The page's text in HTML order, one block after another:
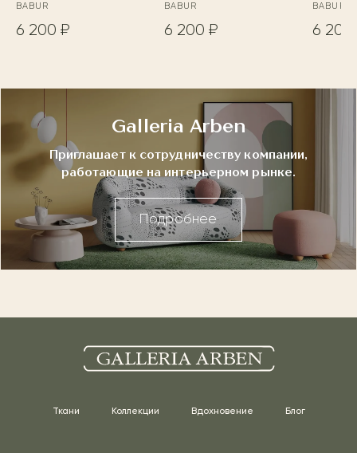
BABUR
6 200 ₽
BABUR
6 200 ₽
BABUR
6 200
Galleria Arben
Приглашает к сотрудничеству компании,
работающие на интерьерном рынке.
Подробнее
Ткани Коллекции Вдохновение Блог